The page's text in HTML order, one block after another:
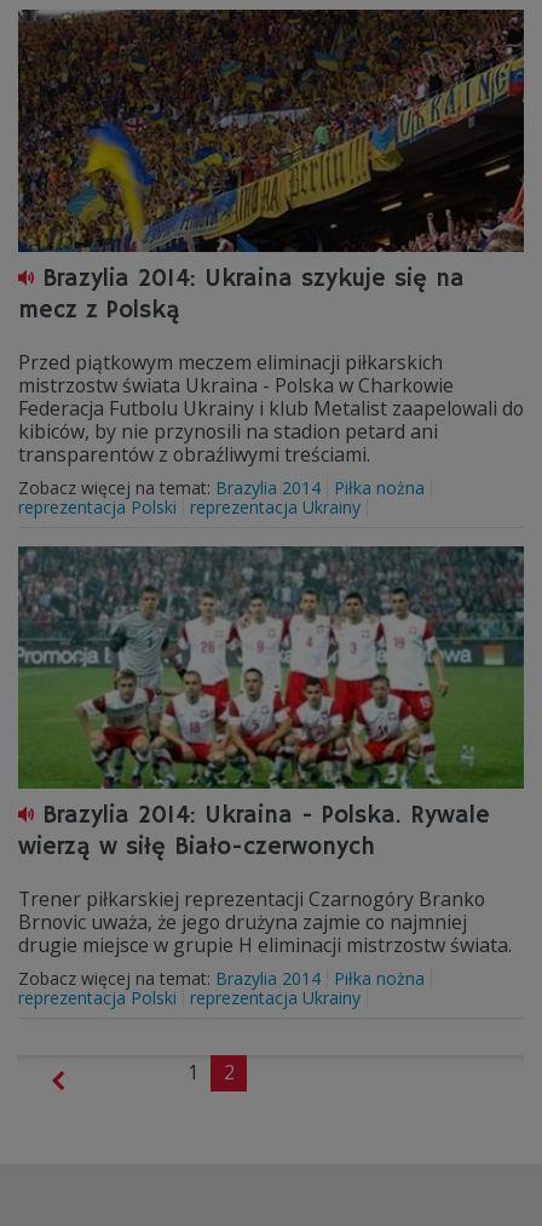
Brazylia 2014: Ukraina szykuje się na
mecz z Polską
Przed piątkowym meczem eliminacji piłkarskich
mistrzostw świata Ukraina - Polska w Charkowie
Federacja Futbolu Ukrainy i klub Metalist zaapelowali do
kibiców, by nie przynosili na stadion petard ani
transparentów z obraźliwymi treściami.
Zobacz więcej na temat: Brazylia 2014
Piłka nożna
reprezentacja Polski
reprezentacja Ukrainy
Brazylia 2014: Ukraina - Polska. Rywale
wierzą w siłę Biało-czerwonych
Trener piłkarskiej reprezentacji Czarnogóry Branko
Brnovic uważa, że jego drużyna zajmie co najmniej
drugie miejsce w grupie H eliminacji mistrzostw świata.
Zobacz więcej na temat: Brazylia 2014
Piłka nożna
reprezentacja Polski
reprezentacja Ukrainy
1 2